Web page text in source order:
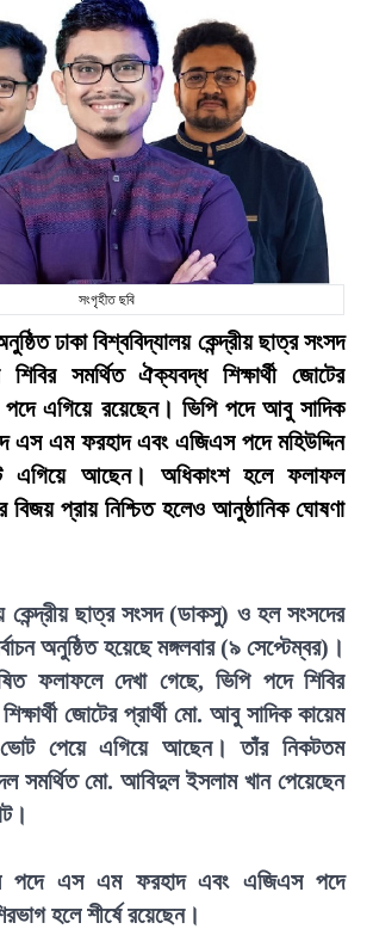
সংগৃহীত ছবি
ঢাকা বিশ্ববিদ্যালয় কেন্দ্রীয় ছাত্র সংসদ
শিবির সমর্থিত ঐক্যবদ্ধ শিক্ষার্থী জোটের
পদে এগিয়ে রয়েছেন। ভিপি পদে আবু সাদিক
এস এম ফরহাদ এবং এজিএস পদে মহিউদ্দিন
এগিয়ে আছেন। অধিকাংশ হলে ফলাফল
বিজয় প্রায় নিশ্চিত হলেও আনুষ্ঠানিক ঘোষণা
কেন্দ্রীয় ছাত্র সংসদ (ডাকসু) ও হল সংসদের
অনুষ্ঠিত হয়েছে মঙ্গলবার (৯ সেপ্টেম্বর)।
ফলাফলে দেখা গেছে, ভিপি পদে শিবির
জোটের প্রার্থী মো. আবু সাদিক কায়েম
পেয়ে এগিয়ে আছেন। তাঁর নিকটতম
সমর্থিত মো. আবিদুল ইসলাম খান পেয়েছেন
পদে এস এম ফরহাদ এবং এজিএস পদে
হলে শীর্ষে রয়েছেন।